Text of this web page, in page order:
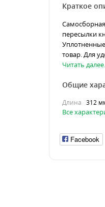
Краткое
пересылки
товар. Для
Читать
Общие
Длина 312
Все
Facebook